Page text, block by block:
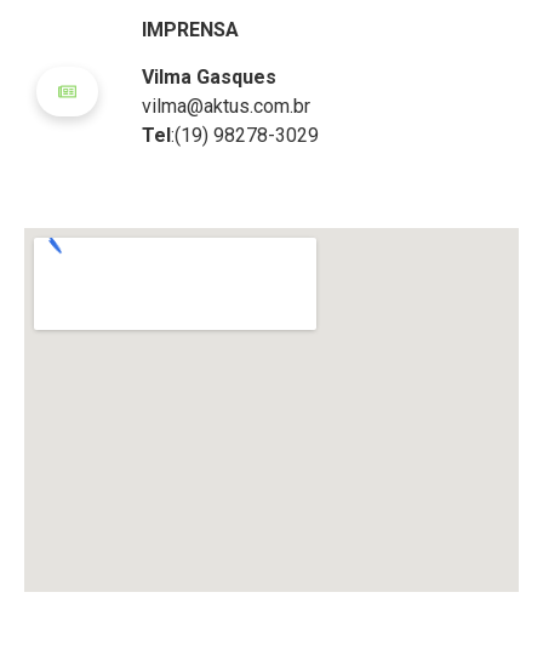
IMPRENSA
Vilma Gasques
vilma@aktus.com.br
Tel:(19) 98278-3029